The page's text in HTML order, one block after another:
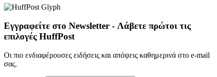
Εγγραφείτε στο Newsletter - Λάβετε πρώτοι τις
επιλογές HuffPost
Οι πιο ενδιαφέρουσες ειδήσεις και απόψεις καθημερινά στο e-mail
σας.